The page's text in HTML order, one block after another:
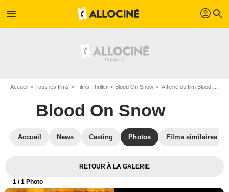
menu profil search
Accueil Tous les films Films Thriller Blood On Snow Affiche du film Blood On Snow - Photo 1
Blood On Snow
Accueil News Casting Photos Films similaires
RETOUR À LA GALERIE
1 / 1 Photo